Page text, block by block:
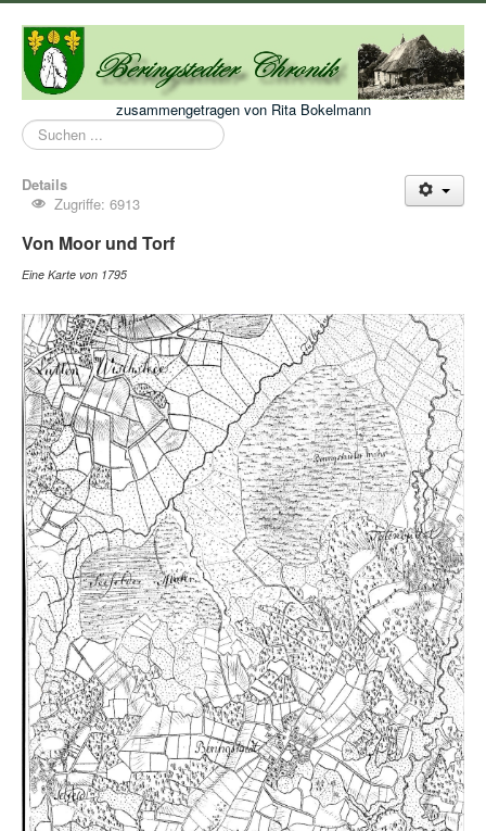
zusammengetragen von Rita Bokelmann
Suchen
...
Details
Zugriffe: 6913
Von Moor und Torf
Eine Karte von 1795